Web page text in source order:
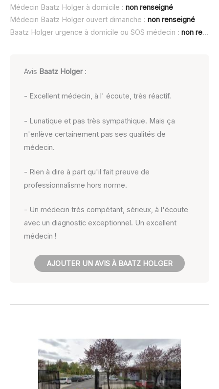
Médecin Baatz Holger à domicile : non renseigné
Médecin Baatz Holger ouvert dimanche : non renseigné
Baatz Holger urgence à domicile ou SOS médecin : non renseigné
Avis Baatz Holger:
- Excellent médecin, à l' écoute, très réactif.
- Lunatique et pas très sympathique. Mais ça
n'enlève certainement pas ses qualités de
médecin.
- Rien à dire à part qu'il fait preuve de
professionnalisme hors norme.
- Un médecin très compétant, sérieux, à l'écoute
avec un diagnostic exceptionnel. Un excellent
médecin !
AJOUTER UN AVIS À BAATZ HOLGER